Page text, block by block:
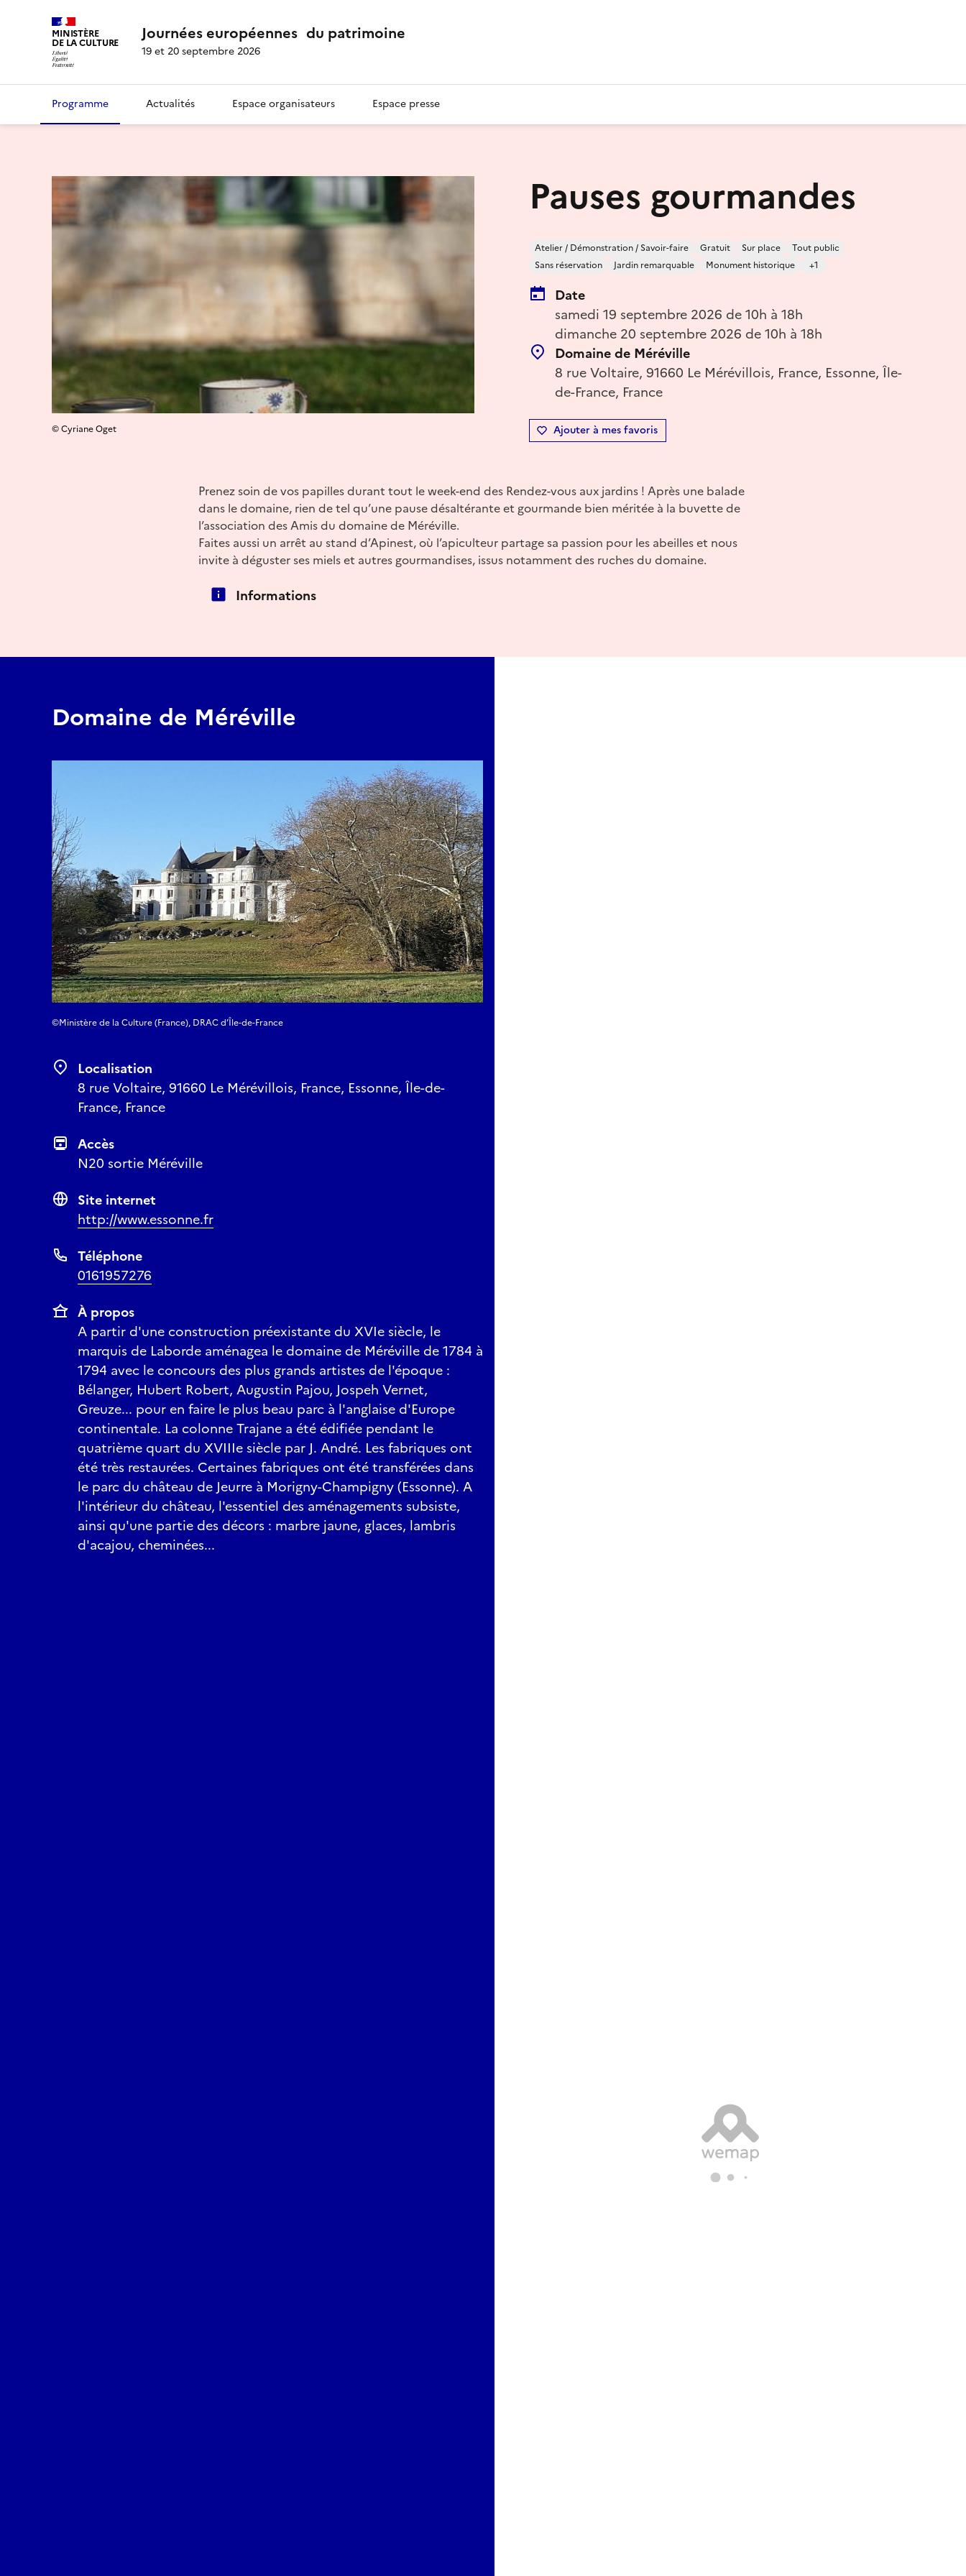
MINISTÈRE
DE LA CULTURE Journées européennes du patrimoine
19 et 20 septembre 2026
Programme Actualités Espace organisateurs Espace presse
Pauses gourmandes
Atelier / Démonstration / Savoir-faire Gratuit Sur place
Tout public
Sans réservation
Jardin remarquable Monument historique +1
Date
samedi 19 septembre 2026 de 10h à 18h
dimanche 20 septembre 2026 de 10h à 18h
Domaine de Méréville
8 rue Voltaire, 91660 Le Mérévillois, France, Essonne, Île-
de-France, France
Ajouter à mes favoris
© Cyriane Oget
Prenez soin de vos papilles durant tout le week-end des Rendez-vous aux jardins ! Après une balade
dans le domaine, rien de tel qu’une pause désaltérante et gourmande bien méritée à la buvette de
l’association des Amis du domaine de Méréville.
Faites aussi un arrêt au stand d’Apinest, où l’apiculteur partage sa passion pour les abeilles et nous
invite à déguster ses miels et autres gourmandises, issus notamment des ruches du domaine.
Informations
Domaine de Méréville
©Ministère de la Culture (France), DRAC d’Île-de-France
Localisation
8 rue Voltaire, 91660 Le Mérévillois, France, Essonne, Île-de-
France, France
Accès
N20 sortie Méréville
Site internet
http://www.essonne.fr
Téléphone
0161957276
À propos
A partir d'une construction préexistante du XVIe siècle, le
marquis de Laborde aménagea le domaine de Méréville de 1784 à
1794 avec le concours des plus grands artistes de l'époque :
Bélanger, Hubert Robert, Augustin Pajou, Jospeh Vernet,
Greuze... pour en faire le plus beau parc à l'anglaise d'Europe
continentale. La colonne Trajane a été édifiée pendant le
quatrième quart du XVIIIe siècle par J. André. Les fabriques ont
été très restaurées. Certaines fabriques ont été transférées dans
le parc du château de Jeurre à Morigny-Champigny (Essonne). A
l'intérieur du château, l'essentiel des aménagements subsiste,
ainsi qu'une partie des décors : marbre jaune, glaces, lambris
d'acajou, cheminées...